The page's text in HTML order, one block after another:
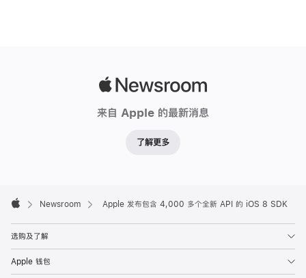
来自 Apple 的最新消息
了解更多
Footer

Newsroom Apple 发布包含 4,000 多个全新 API 的 iOS 8 SDK
选购及了解
Apple 钱包